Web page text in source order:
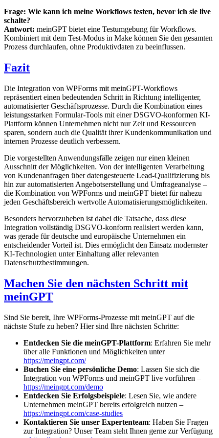
Frage: Wie kann ich meine Workflows testen, bevor ich sie live
schalte?
Antwort: meinGPT bietet eine Testumgebung für Workflows.
Kombiniert mit dem Test-Modus in Make können Sie den gesamten
Prozess durchlaufen, ohne Produktivdaten zu beeinflussen.
Fazit
Die Integration von WPForms mit meinGPT-Workflows
repräsentiert einen bedeutenden Schritt in Richtung intelligenter,
automatisierter Geschäftsprozesse. Durch die Kombination eines
leistungsstarken Formular-Tools mit einer DSGVO-konformen KI-
Plattform können Unternehmen nicht nur Zeit und Ressourcen
sparen, sondern auch die Qualität ihrer Kundenkommunikation und
internen Prozesse deutlich verbessern.
Die vorgestellten Anwendungsfälle zeigen nur einen kleinen
Ausschnitt der Möglichkeiten. Von der intelligenten Verarbeitung
von Kundenanfragen über datengesteuerte Lead-Qualifizierung bis
hin zur automatisierten Angebotserstellung und Umfrageanalyse –
die Kombination von WPForms und meinGPT bietet für nahezu
jeden Geschäftsbereich wertvolle Automatisierungsmöglichkeiten.
Besonders hervorzuheben ist dabei die Tatsache, dass diese
Integration vollständig DSGVO-konform realisiert werden kann,
was gerade für deutsche und europäische Unternehmen ein
entscheidender Vorteil ist. Dies ermöglicht den Einsatz modernster
KI-Technologien unter Einhaltung aller relevanten
Datenschutzbestimmungen.
Machen Sie den nächsten Schritt mit
meinGPT
Sind Sie bereit, Ihre WPForms-Prozesse mit meinGPT auf die
nächste Stufe zu heben? Hier sind Ihre nächsten Schritte:
Entdecken Sie die meinGPT-Plattform: Erfahren Sie mehr
über alle Funktionen und Möglichkeiten unter
https://meingpt.com/
Buchen Sie eine persönliche Demo: Lassen Sie sich die
Integration von WPForms und meinGPT live vorführen –
https://meingpt.com/demo
Entdecken Sie Erfolgsbeispiele: Lesen Sie, wie andere
Unternehmen meinGPT bereits erfolgreich nutzen –
https://meingpt.com/case-studies
Kontaktieren Sie unser Expertenteam: Haben Sie Fragen
zur Integration? Unser Team steht Ihnen gerne zur Verfügung